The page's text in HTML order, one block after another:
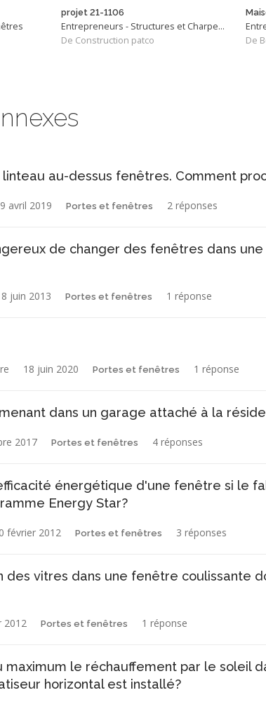
projet 21-1106
Entrepreneurs - Structures et Charpentiers
De Construction patco
De
au-dessus fenêtres. Comment
9 avril 2019 Portes et fenêtres 2 réponses
de changer des fenêtres dans
juin 2013 Portes et fenêtres 1 réponse
18 juin 2020 Portes et fenêtres 1 réponse
dans un garage attaché à la
2017 Portes et fenêtres 4 réponses
énergétique d'une fenêtre si le
Energy Star?
février 2012 Portes et fenêtres 3 réponses
des vitres dans une fenêtre coulissante
2012 Portes et fenêtres 1 réponse
maximum le réchauffement par le soleil
horizontal est installé?